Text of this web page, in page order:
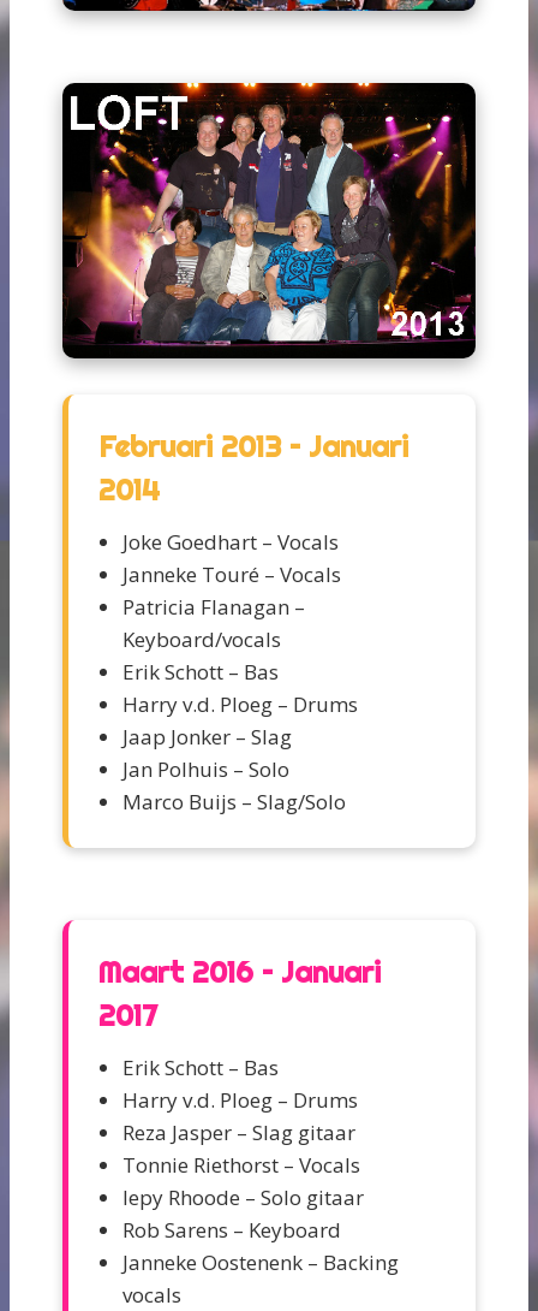
Februari 2013 – Januari
2014
Joke Goedhart – Vocals
Janneke Touré – Vocals
Patricia Flanagan –
Keyboard/vocals
Erik Schott – Bas
Harry v.d. Ploeg – Drums
Jaap Jonker – Slag
Jan Polhuis – Solo
Marco Buijs – Slag/Solo
Maart 2016 – Januari
2017
Erik Schott – Bas
Harry v.d. Ploeg – Drums
Reza Jasper – Slag gitaar
Tonnie Riethorst – Vocals
Iepy Rhoode – Solo gitaar
Rob Sarens – Keyboard
Janneke Oostenenk – Backing
vocals